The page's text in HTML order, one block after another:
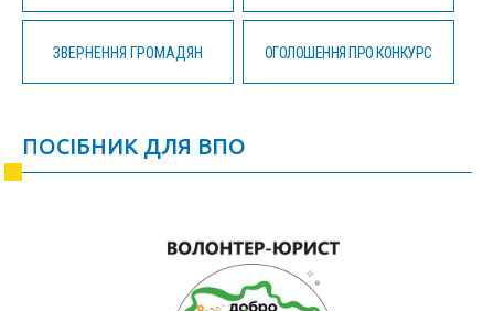
ЗВЕРНЕННЯ ГРОМАДЯН ОГОЛОШЕННЯ ПРО КОНКУРС
ПОСІБНИК ДЛЯ ВПО